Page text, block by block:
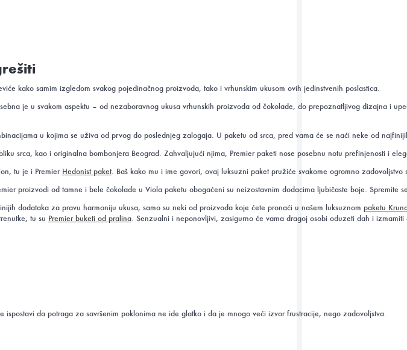
kako samim izgledom svakog pojedinačnog proizvoda, tako i vrhunskim ukusom ovih jedinstvenih poslastica.
je u svakom aspektu – od nezaboravnog ukusa vrhunskih proizvoda od čokolade, do prepoznatljivog dizajna i
u kojima se uživa od prvog do poslednjeg zalogaja. U paketu od srca, pred vama će se naći neke od
srca, kao i originalna bombonjera Beograd. Zahvaljujući njima, Premier paketi nose posebnu notu prefinjenosti i
tu je i Premier Hedonist paket. Baš kako mu i ime govori, ovaj luksuzni paket pružiće svakome ogromno
proizvodi od tamne i bele čokolade u Viola paketu obogaćeni su neizostavnim dodacima ljubičaste boje.
dodataka za pravu harmoniju ukusa, samo su neki od proizvoda koje ćete pronaći u našem luksuznom paketu
tu su Premier buketi od pralina. Senzualni i neponovljivi, zasigurno će vama dragoj osobi oduzeti dah i izmamiti
da potraga za savršenim poklonima ne ide glatko i da je mnogo veći izvor frustracije, nego zadovoljstva.